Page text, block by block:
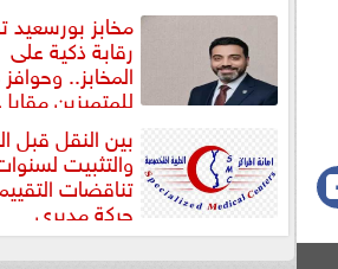
مخابز بورسعيد
رقابة ذكية على
المخابز..
للمتميزين مقابل
بين النقل قبل
والتثبيت
تناقضات
حركة مديري
”مستشفيات...